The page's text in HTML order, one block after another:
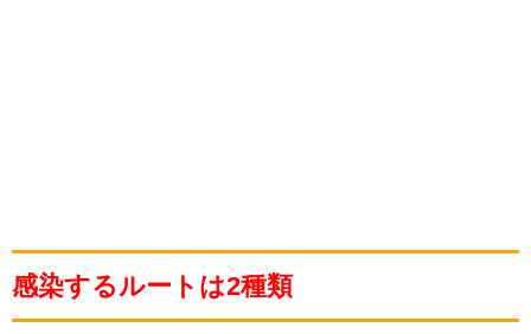
感染するルートは2種類